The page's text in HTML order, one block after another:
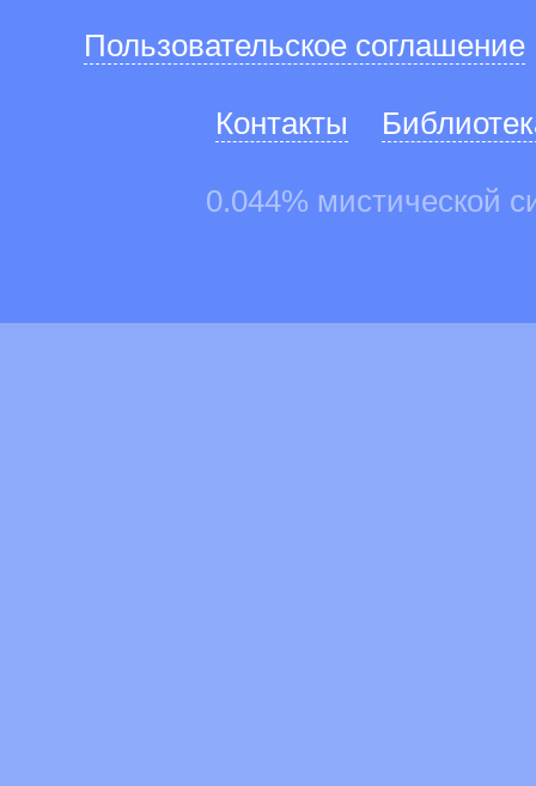
Пользовательское соглашение
Контакты
0.044% мистической